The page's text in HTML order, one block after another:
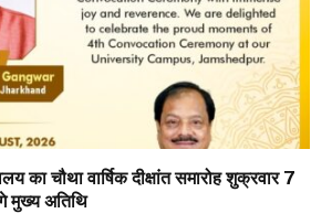
का चौथा वार्षिक दीक्षांत समारोह शुक्रवार 7
मुख्य अतिथि